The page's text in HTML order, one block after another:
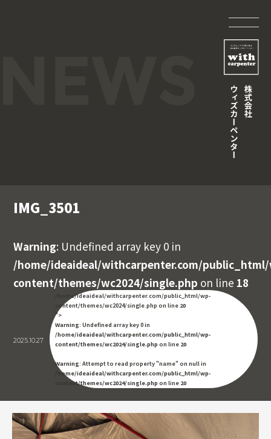
IMG_3501
Warning: Undefined array key 0 in
/home/ideaideal/withcarpenter.com/
content/themes/wc2024/single.php on line 18
2025.10.27
/home/ideaideal/withcarpenter.com/public_html/wp-
content/themes/wc2024/single.php on line 20
">
Warning: Undefined array key 0 in
/home/ideaideal/withcarpenter.com/public_html/wp-
content/themes/wc2024/single.php on line 20
Warning: Attempt to read property "name" on null in
/home/ideaideal/withcarpenter.com/public_html/wp-
content/themes/wc2024/single.php on line 20